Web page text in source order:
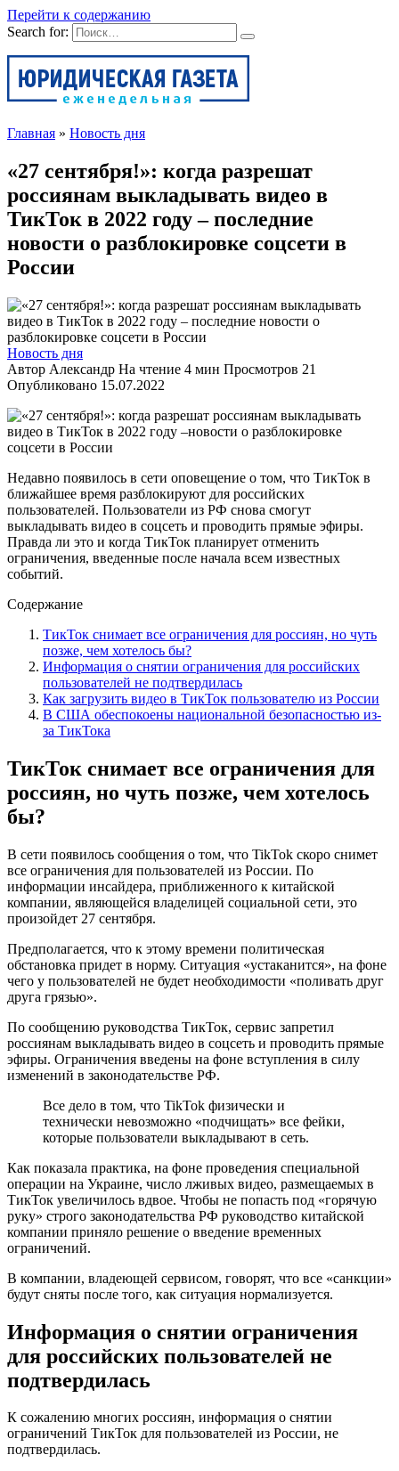
Перейти к содержанию
Search for:
Главная » Новость дня
«27 сентября!»: когда разрешат
россиянам выкладывать видео в
ТикТок в 2022 году – последние
новости о разблокировке соцсети в
России
Новость дня
Автор Александр На чтение 4 мин Просмотров 21
Опубликовано 15.07.2022
Недавно появилось в сети оповещение о том, что ТикТок в
ближайшее время разблокируют для российских
пользователей. Пользователи из РФ снова смогут
выкладывать видео в соцсеть и проводить прямые эфиры.
Правда ли это и когда ТикТок планирует отменить
ограничения, введенные после начала всем известных
событий.
Содержание
ТикТок снимает все ограничения для россиян, но чуть
позже, чем хотелось бы?
Информация о снятии ограничения для российских
пользователей не подтвердилась
Как загрузить видео в ТикТок пользователю из России
В США обеспокоены национальной безопасностью из-
за ТикТока
ТикТок снимает все ограничения для
россиян, но чуть позже, чем хотелось
бы?
В сети появилось сообщения о том, что TikTok скоро снимет
все ограничения для пользователей из России. По
информации инсайдера, приближенного к китайской
компании, являющейся владелицей социальной сети, это
произойдет 27 сентября.
Предполагается, что к этому времени политическая
обстановка придет в норму. Ситуация «устаканится», на фоне
чего у пользователей не будет необходимости «поливать друг
друга грязью».
По сообщению руководства ТикТок, сервис запретил
россиянам выкладывать видео в соцсеть и проводить прямые
эфиры. Ограничения введены на фоне вступления в силу
изменений в законодательстве РФ.
Все дело в том, что TikTok физически и
технически невозможно «подчищать» все фейки,
которые пользователи выкладывают в сеть.
Как показала практика, на фоне проведения специальной
операции на Украине, число лживых видео, размещаемых в
ТикТок увеличилось вдвое. Чтобы не попасть под «горячую
руку» строго законодательства РФ руководство китайской
компании приняло решение о введение временных
ограничений.
В компании, владеющей сервисом, говорят, что все «санкции»
будут сняты после того, как ситуация нормализуется.
Информация о снятии ограничения
для российских пользователей не
подтвердилась
К сожалению многих россиян, информация о снятии
ограничений ТикТок для пользователей из России, не
подтвердилась.